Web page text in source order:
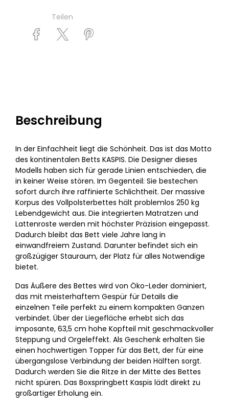
Teilen
Beschreibung
In der Einfachheit liegt die Schönheit. Das ist das Motto
des kontinentalen Betts KASPIS. Die Designer dieses
Modells haben sich für gerade Linien entschieden, die
in keiner Weise stören. Im Gegenteil: Sie bestechen
sofort durch ihre raffinierte Schlichtheit. Der massive
Korpus des Vollpolsterbettes hält problemlos 250 kg
Lebendgewicht aus. Die integrierten Matratzen und
Lattenroste werden mit höchster Präzision eingepasst.
Dadurch bleibt das Bett viele Jahre lang in
einwandfreiem Zustand. Darunter befindet sich ein
großzügiger Stauraum, der Platz für alles Notwendige
bietet.
Das Äußere des Bettes wird von Öko-Leder dominiert,
das mit meisterhaftem Gespür für Details die
einzelnen Teile perfekt zu einem kompakten Ganzen
verbindet. Über der Liegefläche erhebt sich das
imposante, 63,5 cm hohe Kopfteil mit geschmackvoller
Steppung und Orgeleffekt. Als Geschenk erhalten Sie
einen hochwertigen Topper für das Bett, der für eine
übergangslose Verbindung der beiden Hälften sorgt.
Dadurch werden Sie die Ritze in der Mitte des Bettes
nicht spüren. Das Boxspringbett Kaspis lädt direkt zu
großartiger Erholung ein.